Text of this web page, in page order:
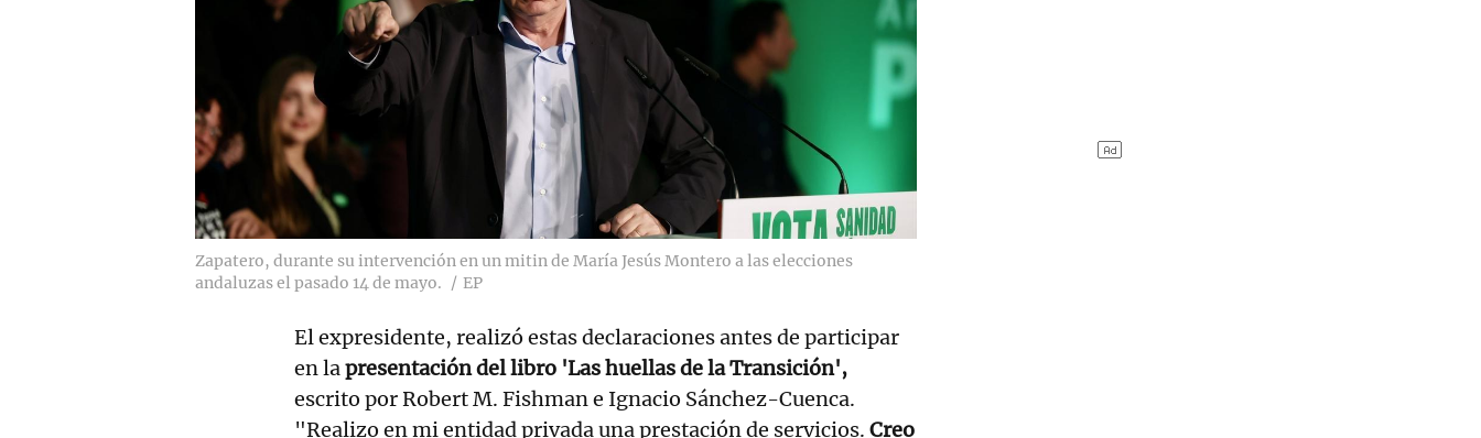
Zapatero, durante su intervención en un mitin de María Jesús Montero a las elecciones
andaluzas el pasado 14 de mayo.
EP
El expresidente, realizó estas declaraciones antes de participar
en lapresentación del libro 'Las huellas de la Transición',
escrito por Robert M. Fishman e Ignacio Sánchez-Cuenca.
"Realizo en mi entidad privada una prestación de servicios. Creo